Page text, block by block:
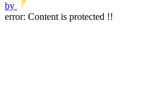
by
error: Content is protected !!